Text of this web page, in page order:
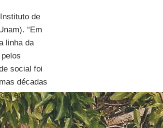
de
“Em
linha da
social foi
décadas
em